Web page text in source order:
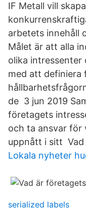
IF Metall vill
arbetets innehåll
Målet är att alla
olika
med att definiera
de 3 jun 2019
företagets
och ta ansvar för
uppnått i sitt Vad
Lokala nyheter
serialized labels